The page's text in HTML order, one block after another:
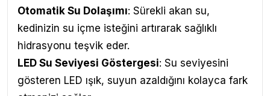
Otomatik Su Dolaşımı: Sürekli akan su,
kedinizin su içme isteğini artırarak sağlıklı
hidrasyonu teşvik eder.
LED Su Seviyesi Göstergesi: Su seviyesini
gösteren LED ışık, suyun azaldığını kolayca fark